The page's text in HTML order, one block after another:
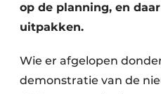
op de planning, en
uitpakken.
Wie er afgelopen
demonstratie van de